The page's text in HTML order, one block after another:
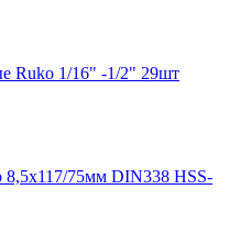
Ruko 1/16" -1/2" 29шт
8,5x117/75мм DIN338 HSS-